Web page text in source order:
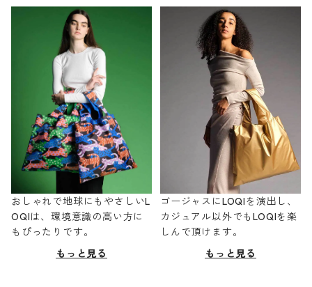
おしゃれで地球にもやさしいL
OQIは、環境意識の高い方に
もぴったりです。
もっと見る
ゴージャスにLOQIを演出し、
カジュアル以外でもLOQIを楽
しんで頂けます。
もっと見る